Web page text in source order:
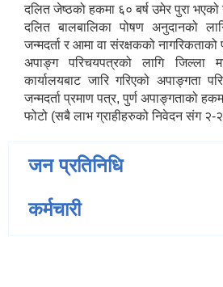
दलित जेष्ठको हकमा ६० बर्ष उमेर पुरा भएको
दलित बालबालिका पोषण अनुदानको
जन्मदर्ता र आमा वा संरक्षकको नागरिकताको
अपाङ्ग परिचयपत्रको लागि जिल्ला
कार्यालयबाट जारि गरिएको अपाङ्गता
जन्मदर्ता प्रमाण पत्र, पुर्ण अपाङ्गताको
फोटो (सबै लाभ ग्राहीहरुको निवेदन संग २-२
जन प्रतिनिधि
कर्मचारी